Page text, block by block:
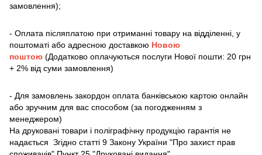
замовлення);
- Оплата післяплатою при отриманні товару на відділенні, у
поштоматі або адресною доставкою Новою
поштою (Додатково оплачуються послуги Нової пошти: 20 грн
+ 2% від суми замовлення)
- Для замовлень закордон оплата банківською картою онлайн
або зручним для вас способом (за погодженням з
менеджером)
На друковані товари і поліграфічну продукцію гарантія не
надається Згідно статті 9 Закону України "Про захист прав